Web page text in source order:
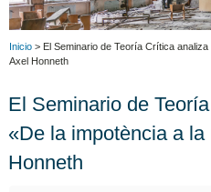
Inicio > El Seminario de Teoría Crítica
Axel Honneth
El Seminario de
«De la impotència a
Honneth